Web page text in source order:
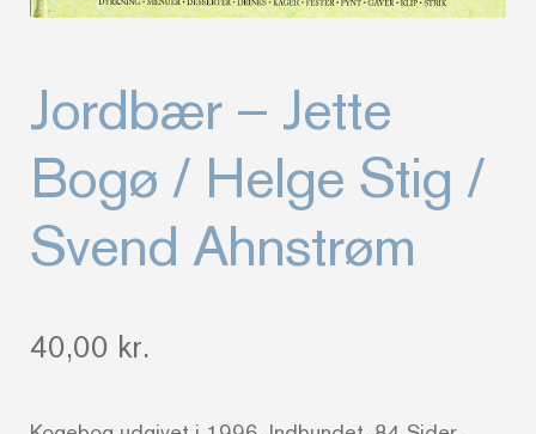
Jordbær – Jette
Bogø / Helge Stig /
Svend Ahnstrøm
40,00 kr.